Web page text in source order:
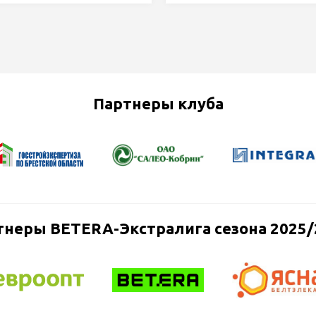
Партнеры клуба
BETERA-Экстралига сезона